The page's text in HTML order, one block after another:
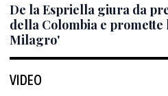
De la Espriella giura da
della Colombia e promette
Milagro'
VIDEO